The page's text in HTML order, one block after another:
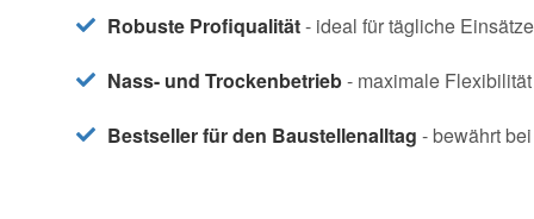
Robuste Profiqualität- ideal für tägliche
Nass- und Trockenbetrieb- maximale
Bestseller für den Baustellenalltag - bewährt